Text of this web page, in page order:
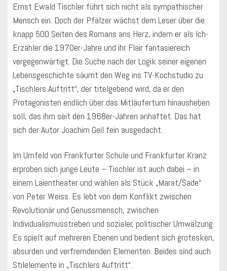
Ernst Ewald Tischler führt sich nicht als sympathischer
Mensch ein. Doch der Pfälzer wächst dem Leser über die
knapp 500 Seiten des Romans ans Herz, indem er als Ich-
Erzähler die 1970er-Jahre und ihr Flair fantasiereich
vergegenwärtigt. Die Suche nach der Logik seiner eigenen
Lebensgeschichte säumt den Weg ins TV-Kochstudio zu
„Tischlers Auftritt“, der titelgebend wird, da er den
Protagonisten endlich über das Mitläufertum hinausheben
soll, das ihm seit den 1968er-Jahren anhaftet. Das hat
sich der Autor Joachim Geil fein ausgedacht.
Im Umfeld von Frankfurter Schule und Frankfurter Kranz
erproben sich junge Leute – Tischler ist auch dabei – in
einem Laientheater und wählen als Stück „Marat/Sade“
von Peter Weiss. Es lebt von dem Konflikt zwischen
Revolutionär und Genussmensch, zwischen
Individualismusstreben und sozialer, politischer Umwälzung.
Es spielt auf mehreren Ebenen und bedient sich grotesken,
absurden und verfremdenden Elementen. Beides sind auch
Stilelemente in „Tischlers Auftritt“.